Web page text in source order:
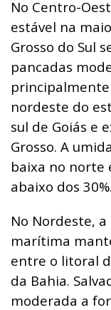
No Centro-
estável na
Grosso do Sul
pancadas
nordeste do
sul de Goiás e
Grosso. A
baixa no norte
abaixo dos 30%.
No Nordeste,
marítima
entre o litoral
da Bahia.
moderada a